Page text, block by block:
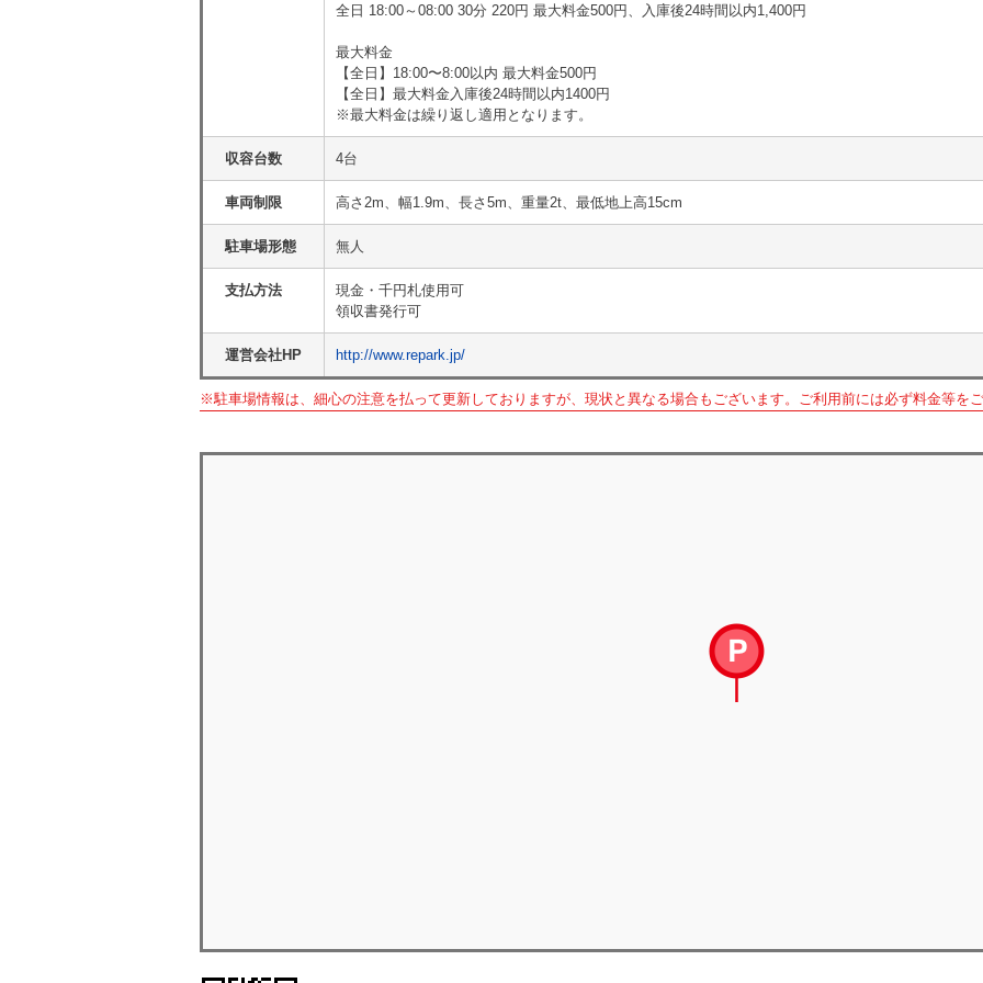
全日 18:00～08:00 30分 220円 最大料金500円、入庫後24時間以内1,400円
最大料金
【全日】18:00〜8:00以内 最大料金500円
【全日】最大料金入庫後24時間以内1400円
※最大料金は繰り返し適用となります。
収容台数 4台
車両制限 高さ2m、幅1.9m、長さ5m、重量2t、最低地上高15cm
駐車場形態 無人
支払方法
現金・千円札使用可
領収書発行可
運営会社HP http://www.repark.jp/
※駐車場情報は、細心の注意を払って更新しておりますが、現状と異なる場合もございます。ご利用前には必ず料金等をご